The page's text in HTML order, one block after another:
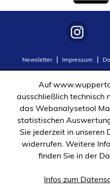
Newsletter
in
Impressum
in
Auf
ausschließlich technisch
das Webanalysetool
statistischen
Sie jederzeit in unseren
widerrufen. Weitere
finden Sie in der
Infos zum
(Öffnet in einem neuen Tab)